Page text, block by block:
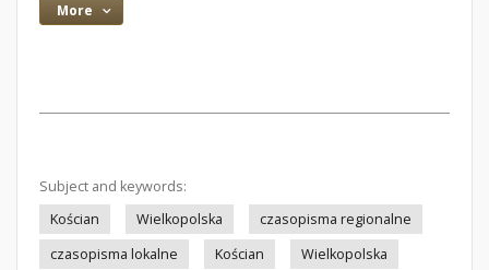
More
Subject and keywords:
Kościan
Wielkopolska
czasopisma regionalne
czasopisma lokalne
Kościan
Wielkopolska